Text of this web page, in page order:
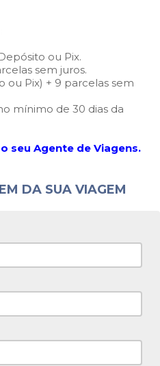
ou Pix.
sem juros.
ou Pix) + 9 parcelas sem
mínimo de 30 dias da
seu Agente de Viagens.
DA SUA VIAGEM